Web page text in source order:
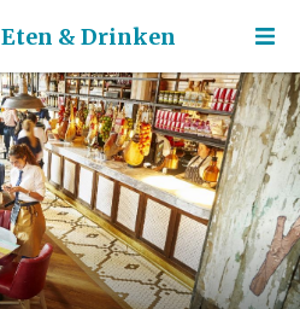
Eten & Drinken